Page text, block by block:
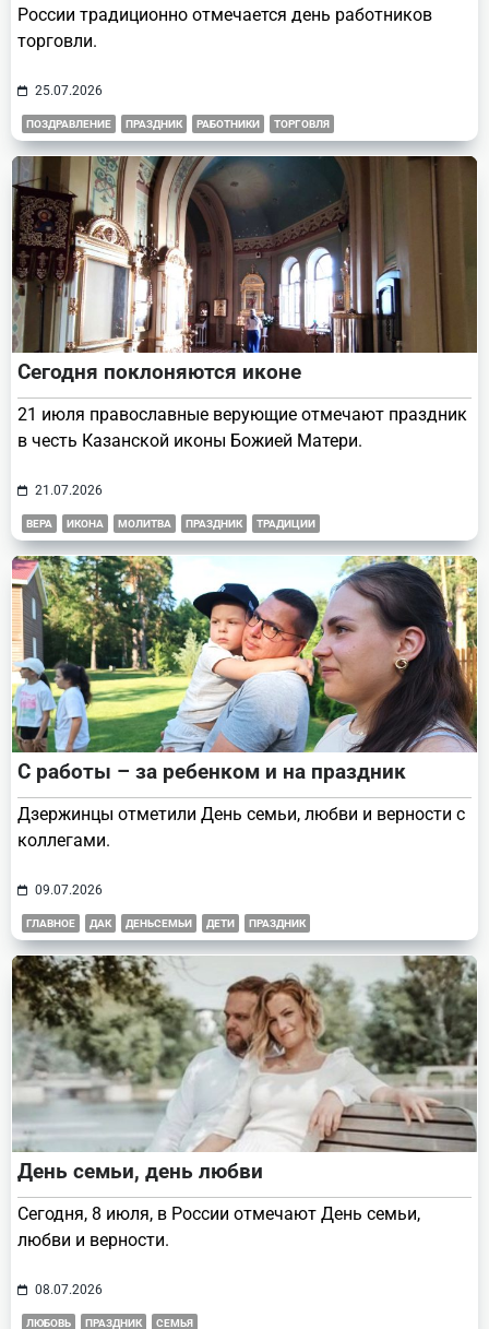
России традиционно отмечается день работников
торговли.
25.07.2026
ПОЗДРАВЛЕНИЕ ПРАЗДНИК РАБОТНИКИ ТОРГОВЛЯ
Сегодня поклоняются иконе
21 июля православные верующие отмечают праздник
в честь Казанской иконы Божией Матери.
21.07.2026
ВЕРА ИКОНА МОЛИТВА ПРАЗДНИК ТРАДИЦИИ
С работы – за ребенком и на праздник
Дзержинцы отметили День семьи, любви и верности с
коллегами.
09.07.2026
ГЛАВНОЕ ДАК ДЕНЬСЕМЬИ ДЕТИ ПРАЗДНИК
День семьи, день любви
Сегодня, 8 июля, в России отмечают День семьи,
любви и верности.
08.07.2026
ЛЮБОВЬ ПРАЗДНИК СЕМЬЯ